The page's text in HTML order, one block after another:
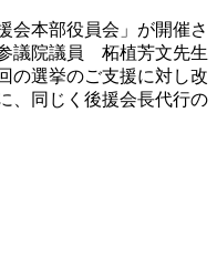
会本部役員会」が開催さ
議院議員 柘植芳文先生
の選挙のご支援に対し改
、同じく後援会長代行の